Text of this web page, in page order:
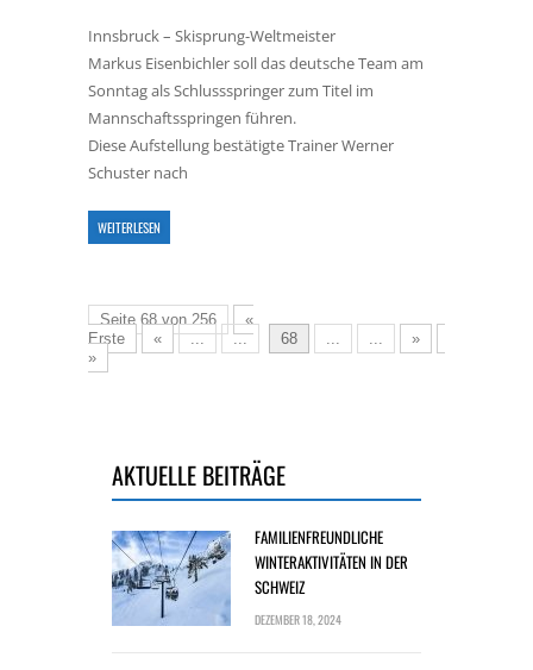
Innsbruck – Skisprung-Weltmeister
Markus Eisenbichler soll das deutsche Team am
Sonntag als Schlussspringer zum Titel im
Mannschaftsspringen führen.
Diese Aufstellung bestätigte Trainer Werner
Schuster nach
WEITERLESEN
Seite 68 von 256
«
Erste
« ... ... 68 ... ... »
»
AKTUELLE BEITRÄGE
FAMILIENFREUNDLICHE
WINTERAKTIVITÄTEN IN DER
SCHWEIZ
DEZEMBER 18, 2024